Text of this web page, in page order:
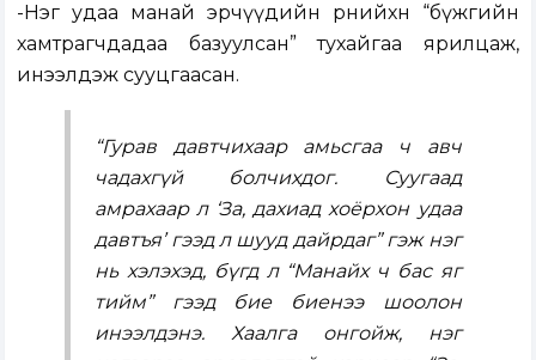
-Нэг удаа манай эрчүүдийн өрөөнийхөн “бүжгийн
хамтрагчдадаа базуулсан” тухайгаа ярилцаж,
инээлдэж сууцгаасан.
“Гурав давтчихаар амьсгаа ч авч
чадахгүй болчихдог. Суугаад
амрахаар л ‘За, дахиад хоёрхон удаа
давтъя’ гээд л шууд дайрдаг” гэж нэг
нь хэлэхэд, бүгд л “Манайх ч бас яг
тийм” гээд бие биенээ шоолон
инээлдэнэ. Хаалга онгойж, нэг